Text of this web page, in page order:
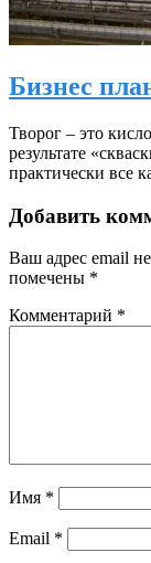
Бизнес
Творог – это
результате
практически все
Добавить
Ваш адрес email
помечены *
Комментарий *
Имя *
Email *